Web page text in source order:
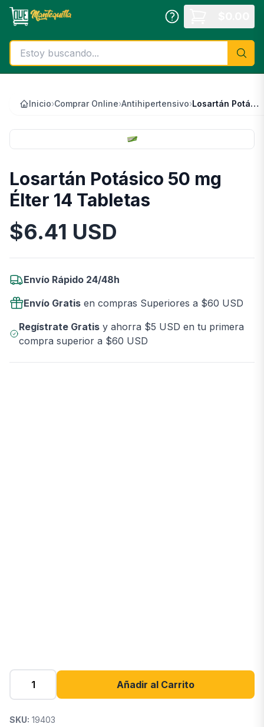
Saltar al contenido principal
Inicio›Comprar Online›Antihipertensivo› Losartán Potásico 50 mg Élter 14 Tabletas
Losartán Potásico 50 mg
Élter 14 Tabletas
Información del Producto
$6.41 USD
Envío Rápido 24/48h
Envío Gratis en compras Superiores a $60 USD
Regístrate Gratisy ahorra $5 USD en tu primera
compra superior a $60 USD
Añadir al Carrito
SKU: 19403